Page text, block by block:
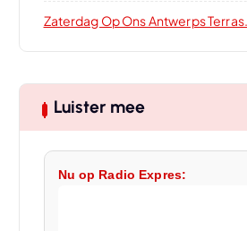
Zaterdag Op Ons Antwerps Terras…
Luister mee
Nu op Radio Expres: